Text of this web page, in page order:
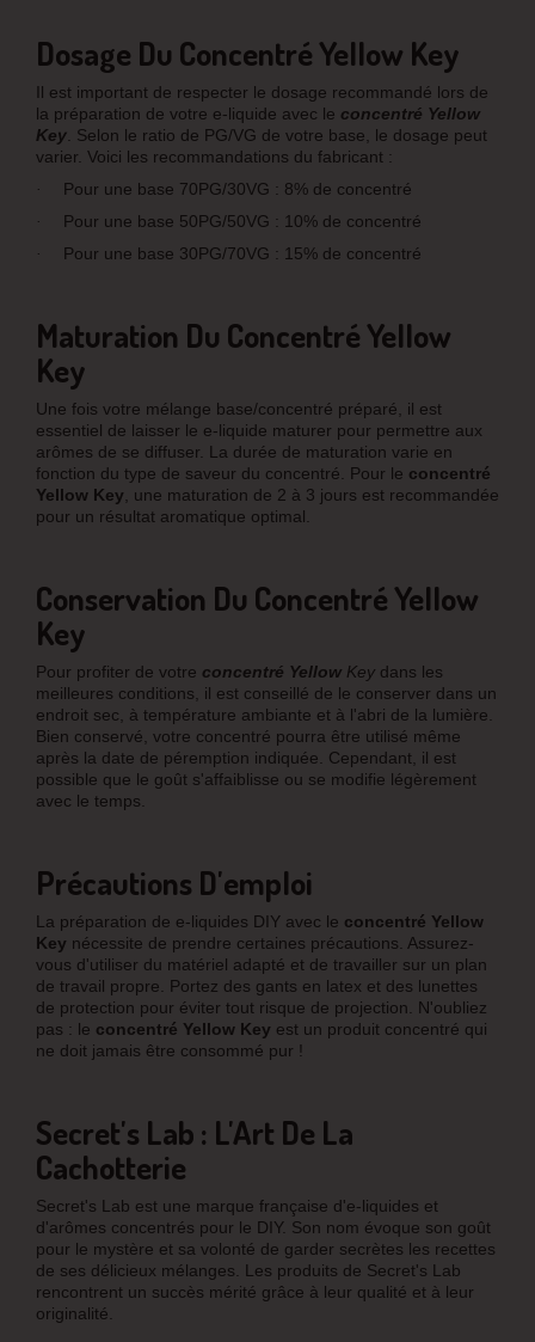
Dosage Du Concentré Yellow Key
Il est important de respecter le dosage recommandé lors de
la préparation de votre e-liquide avec le concentré Yellow
Key . Selon le ratio de PG/VG de votre base, le dosage peut
varier. Voici les recommandations du fabricant :
· Pour une base 70PG/30VG : 8% de concentré
· Pour une base 50PG/50VG : 10% de concentré
· Pour une base 30PG/70VG : 15% de concentré
Maturation Du Concentré Yellow
Key
Une fois votre mélange base/concentré préparé, il est
essentiel de laisser le e-liquide maturer pour permettre aux
arômes de se diffuser. La durée de maturation varie en
fonction du type de saveur du concentré. Pour le concentré
Yellow Key , une maturation de 2 à 3 jours est recommandée
pour un résultat aromatique optimal.
Conservation Du Concentré Yellow
Key
Pour profiter de votre concentré Yellow Key dans les
meilleures conditions, il est conseillé de le conserver dans un
endroit sec, à température ambiante et à l'abri de la lumière.
Bien conservé, votre concentré pourra être utilisé même
après la date de péremption indiquée. Cependant, il est
possible que le goût s'affaiblisse ou se modifie légèrement
avec le temps.
Précautions D'emploi
La préparation de e-liquides DIY avec le concentré Yellow
Key nécessite de prendre certaines précautions. Assurez-
vous d'utiliser du matériel adapté et de travailler sur un plan
de travail propre. Portez des gants en latex et des lunettes
de protection pour éviter tout risque de projection. N'oubliez
pas : le concentré Yellow Key est un produit concentré qui
ne doit jamais être consommé pur !
Secret's Lab : L'Art De La
Cachotterie
Secret's Lab est une marque française d'e-liquides et
d'arômes concentrés pour le DIY. Son nom évoque son goût
pour le mystère et sa volonté de garder secrètes les recettes
de ses délicieux mélanges. Les produits de Secret's Lab
rencontrent un succès mérité grâce à leur qualité et à leur
originalité.